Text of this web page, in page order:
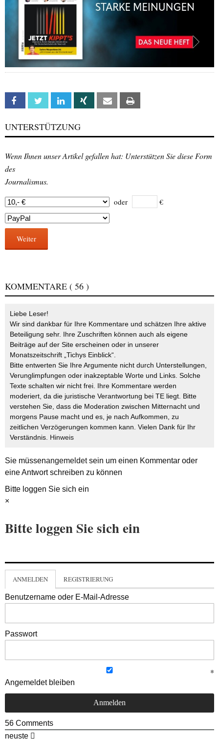
Facebook Twitter Linkedin Xing Email
UNTERSTÜTZUNG
Wenn Ihnen unser Artikel gefallen hat: Unterstützen Sie diese Form
des
Journalismus.
oder €
Weiter
KOMMENTARE ( 56 )
Liebe Leser!
Wir sind dankbar für Ihre Kommentare und schätzen Ihre aktive
Beteiligung sehr. Ihre Zuschriften können auch als eigene
Beiträge auf der Site erscheinen oder in unserer
Monatszeitschrift „Tichys Einblick“.
Bitte entwerten Sie Ihre Argumente nicht durch Unterstellungen,
Verunglimpfungen oder inakzeptable Worte und Links. Solche
Texte schalten wir nicht frei. Ihre Kommentare werden
moderiert, da die juristische Verantwortung bei TE liegt. Bitte
verstehen Sie, dass die Moderation zwischen Mitternacht und
morgens Pause macht und es, je nach Aufkommen, zu
zeitlichen Verzögerungen kommen kann. Vielen Dank für Ihr
Verständnis. Hinweis
Sie müssenangemeldetsein um einen Kommentar oder
eine Antwort schreiben zu können
Bitte loggen Sie sich ein
×
Bitte loggen Sie sich ein
ANMELDEN REGISTRIERUNG
Benutzername oder E-Mail-Adresse
Passwort
Angemeldet bleiben
56 Comments
neuste